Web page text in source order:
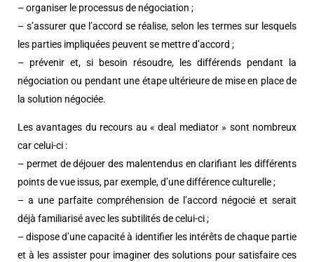
– organiser le processus de négociation ;
– s’assurer que l’accord se réalise, selon les termes sur lesquels
les parties impliquées peuvent se mettre d’accord ;
– prévenir et, si besoin résoudre, les différends pendant la
négociation ou pendant une étape ultérieure de mise en place de
la solution négociée.
Les avantages du recours au « deal mediator » sont nombreux
car celui-ci :
– permet de déjouer des malentendus en clarifiant les différents
points de vue issus, par exemple, d’une différence culturelle ;
– a une parfaite compréhension de l’accord négocié et serait
déjà familiarisé avec les subtilités de celui-ci ;
– dispose d’une capacité à identifier les intérêts de chaque partie
et à les assister pour imaginer des solutions pour satisfaire ces